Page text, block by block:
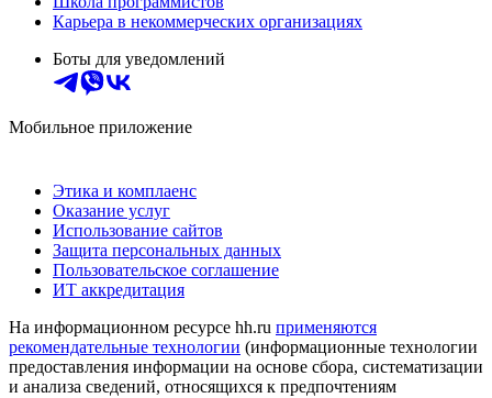
Карьера в некоммерческих организациях
Боты для уведомлений
Мобильное приложение
Этика и комплаенс
Оказание услуг
Использование сайтов
Защита персональных данных
Пользовательское соглашение
ИТ аккредитация
На информационном ресурсе hh.ru применяются
рекомендательные технологии (информационные технологии
предоставления информации на основе сбора, систематизации
и анализа сведений, относящихся к предпочтениям